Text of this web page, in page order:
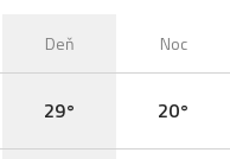
Deň Noc
29° 20°